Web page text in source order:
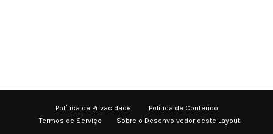
Política de Privacidade
Política de Conteúdo
Termos de Serviço
Sobre o Desenvolvedor deste Layout